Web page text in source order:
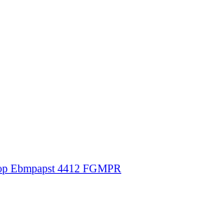
Ebmpapst 4412 FGMPR